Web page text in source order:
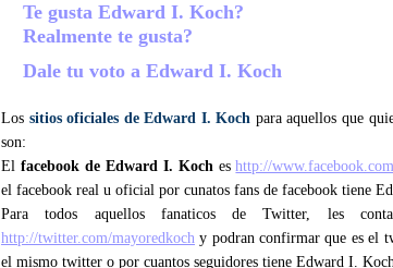
Te gusta Edward I. Koch?
Realmente te gusta?
Dale tu voto a Edward I. Koch
Los sitios oficiales de Edward I. Koch para aquellos que
son:
El facebook de Edward I. Kocheshttp://
el facebook real u oficial por cunatos fans de facebook tiene
Para todos aquellos fanaticos de Twitter, les
http://twitter.com/mayoredkoch y podran confirmar que es el
el mismo twitter o por cuantos seguidores tiene Edward I.